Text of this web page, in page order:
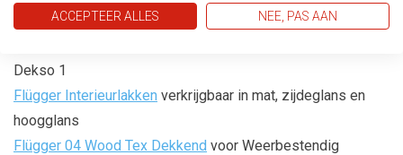
Dekso 1
Flügger Interieurlakken verkrijgbaar in mat, zijdeglans en
hoogglans
Flügger 04 Wood Tex Dekkend voor Weerbestendig
ACCEPTEER ALLES NEE, PAS AAN